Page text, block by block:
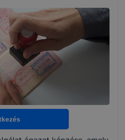
ügyintéző